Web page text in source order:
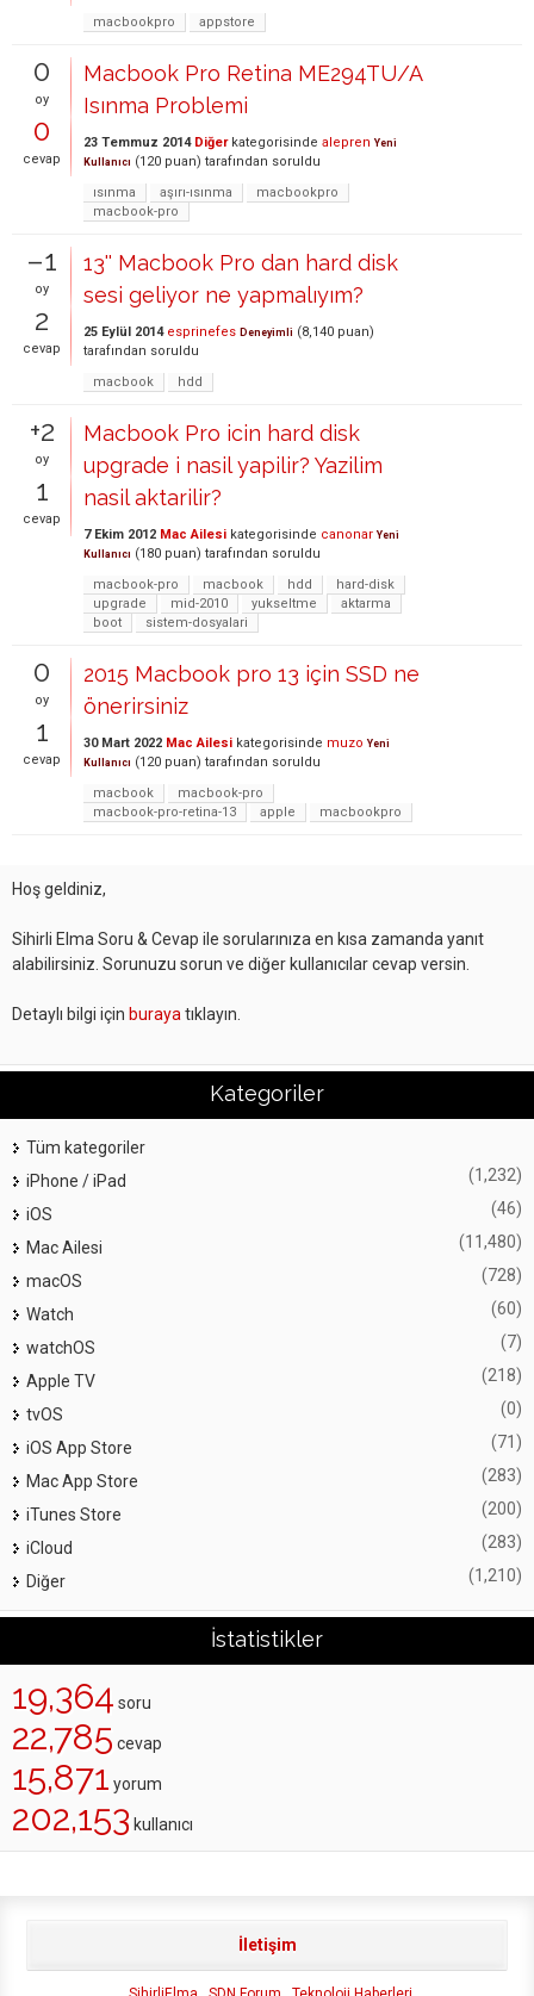
macbookpro
appstore
0
oy
0
cevap
Macbook Pro Retina ME294TU/A
Isınma Problemi
23 Temmuz 2014 Diğerkategorisinde alepren Yeni
Kullanıcı (120 puan) tarafından soruldu
ısınma
aşırı-ısınma
macbookpro
macbook-pro
–1
oy
2
cevap
13'' Macbook Pro dan hard disk
sesi geliyor ne yapmalıyım?
25 Eylül 2014 esprinefes Deneyimli (8,140 puan)
tarafından soruldu
macbook
hdd
+2
oy
1
cevap
Macbook Pro icin hard disk
upgrade i nasil yapilir? Yazilim
nasil aktarilir?
7 Ekim 2012 Mac Ailesi kategorisinde canonar Yeni
Kullanıcı (180 puan) tarafından soruldu
macbook-pro
macbook hdd
hard-disk
upgrade
mid-2010 yukseltme
aktarma
boot
sistem-dosyalari
0
oy
1
cevap
2015 Macbook pro 13 için SSD ne
önerirsiniz
30 Mart 2022 Mac Ailesi kategorisinde muzo Yeni
Kullanıcı (120 puan) tarafından soruldu
macbook
macbook-pro
macbook-pro-retina-13
apple macbookpro
Hoş geldiniz,
Sihirli Elma Soru & Cevap ile sorularınıza en kısa zamanda yanıt
alabilirsiniz. Sorunuzu sorun ve diğer kullanıcılar cevap versin.
Detaylı bilgi için buraya tıklayın.
Kategoriler
Tüm kategoriler
iPhone / iPad
(1,232)
iOS (46)
Mac Ailesi (11,480)
macOS (728)
Watch (60)
watchOS (7)
Apple TV (218)
tvOS (0)
iOS App Store (71)
Mac App Store (283)
iTunes Store (200)
iCloud (283)
Diğer (1,210)
İstatistikler
19,364 soru
22,785 cevap
15,871 yorum
202,153 kullanıcı
İletişim